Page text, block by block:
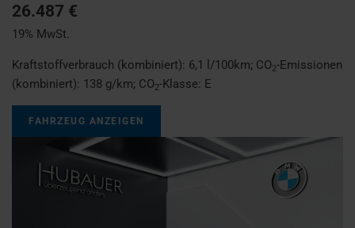
26.487 €
19% MwSt.
Kraftstoffverbrauch (kombiniert): 6,1 l/100km; CO2-Emissionen
(kombiniert): 138 g/km; CO2-Klasse: E
FAHRZEUG ANZEIGEN